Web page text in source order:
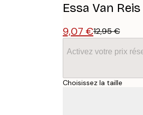
Essa Van
9,07 €12,95 €
Activez votre prix
Choisissez la taille